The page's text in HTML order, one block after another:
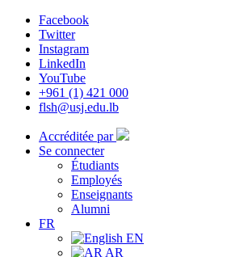
Facebook
Twitter
Instagram
LinkedIn
YouTube
+961 (1) 421 000
flsh@usj.edu.lb
Accréditée par
Se connecter
Étudiants
Employés
Enseignants
Alumni
FR
EN
AR